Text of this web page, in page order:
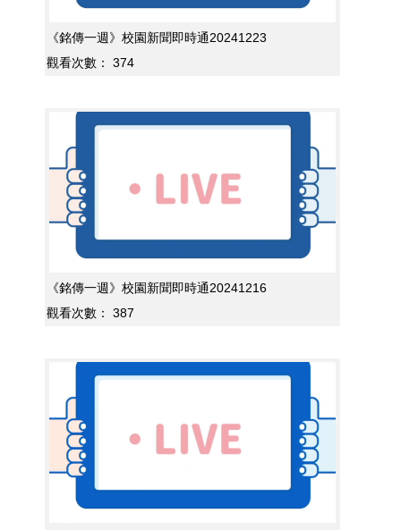
《銘傳一週》校園新聞即時通20241223
觀看次數：
374
《銘傳一週》校園新聞即時通20241216
觀看次數：
387